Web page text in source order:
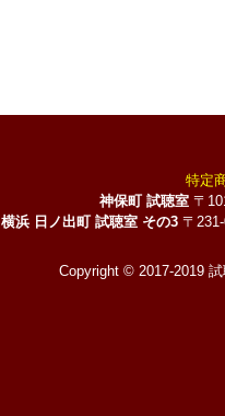
特定
神保町 試聴室 〒
横浜 日ノ出町 試聴室 その3 〒
Copyright © 2017-2019